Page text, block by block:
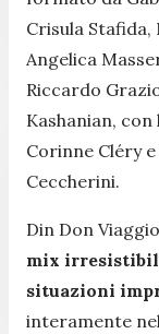
Crisula
Angelica
Riccardo
Kashanian,
Corinne Cléry
Ceccherini.
Din Don
mix
situazioni
interamente